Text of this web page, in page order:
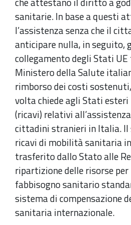
sanitarie. In base a questi
l’assistenza senza che il
anticipare nulla, in seguito,
collegamento degli Stati
Ministero della Salute
rimborso dei costi
volta chiede agli Stati
(ricavi) relativi
cittadini stranieri in Italia. Il
ricavi di mobilità sanitaria
trasferito dallo Stato alle
ripartizione delle risorse
fabbisogno sanitario
sistema di compensazione
sanitaria internazionale.